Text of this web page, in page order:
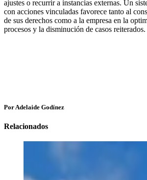
ajustes o recurrir a instancias externas. Un
con acciones vinculadas favorece tanto al
de sus derechos como a la empresa en la
procesos y la disminución de casos reiterados.
Por Adelaide Godínez
Relacionados